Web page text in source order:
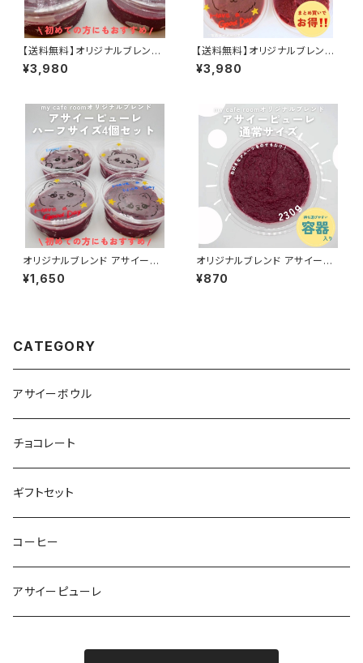
【送料無料】オリジナルブレンド
アサイーピューレ 通常サイズ23
0g 4個セット
¥3,980
【送料無料】オリジナルブレンド
アサイーピューレ ハーフ115g 8
個セット
¥3,980
オリジナルブレンド アサイーピ
ューレ ハーフ115g 4個セット
¥1,650
オリジナルブレンド アサイーピ
ューレ 230g(通常)
¥870
CATEGORY
アサイーボウル
チョコレート
ギフトセット
コーヒー
アサイーピューレ